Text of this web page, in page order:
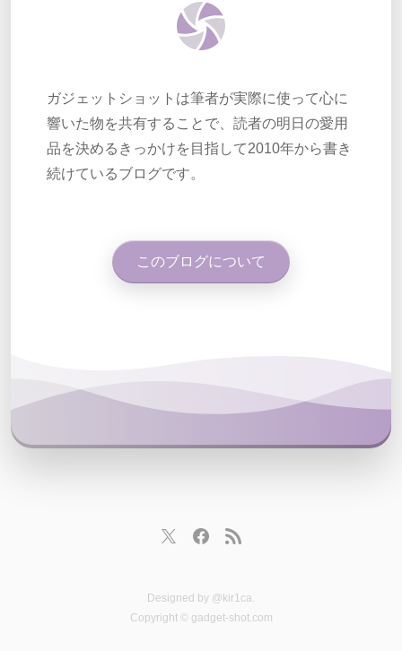
ガジェットショットは筆者が実際に使って心に
響いた物を共有することで、読者の明日の愛用
品を決めるきっかけを目指して2010年から書き
続けているブログです。
このブログについて
Designed by @kir1ca.
Copyright © gadget-shot.com